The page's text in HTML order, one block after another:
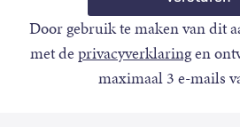
Door gebruik te maken van dit
met deprivacyverklaringen
maximaal 3 e-mails